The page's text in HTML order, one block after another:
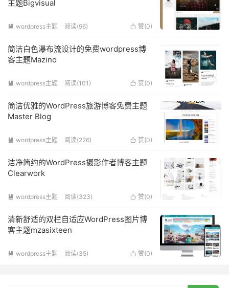
主题Bigvisual
 赞(0)
 wordpress主题 阅读(96)
简洁白色瀑布流设计的免费wordpress博
客主题Mazino
 赞(0)
 wordpress主题 阅读(101 )
简洁优雅的WordPress旅游博客免费主题
Master Blog
 赞(0)
 wordpress主题 阅读(226)
洁净简约的WordPress摄影作者博客主题
Clearwork
 赞(0)
 wordpress主题 阅读(323)
清新舒适的双栏自适应WordPress图片博
客主题mzasixteen
 赞(0)
 wordpress主题 阅读(35)